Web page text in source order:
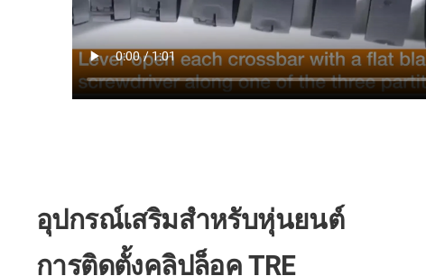
อุปกรณ์เสริมสำหรับหุ่นยนต์
การติดตั้งคลิปล็อค TRE